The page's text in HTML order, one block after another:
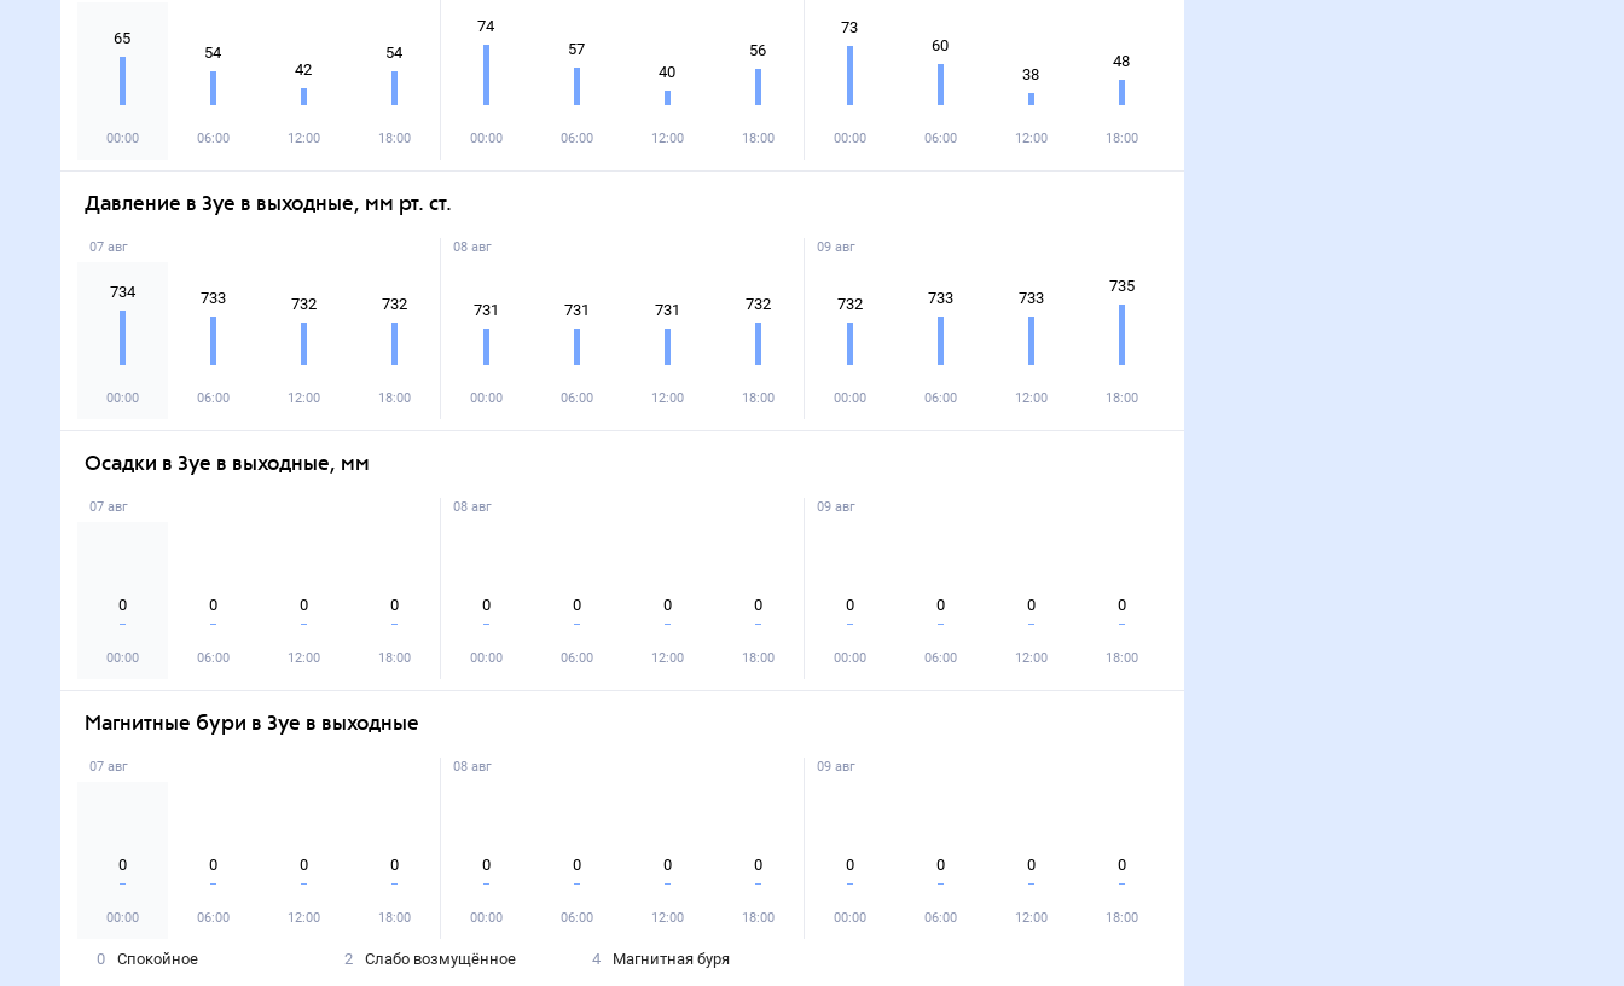
65
00:00
54
06:00
42
12:00
54
18:00
74
00:00
57
06:00
40
12:00
56
18:00
73
00:00
60
06:00
38
12:00
48
18:00
Давление в Зуе в выходные, мм рт. ст.
07 авг
734
00:00
733
06:00
732
12:00
732
18:00
08 авг
731
00:00
731
06:00
731
12:00
732
18:00
09 авг
732
00:00
733
06:00
733
12:00
735
18:00
Осадки в Зуе в выходные, мм
07 авг
0
00:00
0
06:00
0
12:00
0
18:00
08 авг
0
00:00
0
06:00
0
12:00
0
18:00
09 авг
0
00:00
0
06:00
0
12:00
0
18:00
Магнитные бури в Зуе в выходные
07 авг
0
00:00
0
06:00
0
12:00
0
18:00
08 авг
0
00:00
0
06:00
0
12:00
0
18:00
09 авг
0
00:00
0
06:00
0
12:00
0
18:00
0
Спокойное
2
Слабо возмущённое
4
Магнитная буря